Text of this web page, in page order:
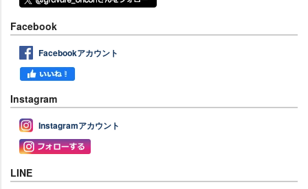
Facebook
Facebookアカウント
Instagram
Instagramアカウント
LINE